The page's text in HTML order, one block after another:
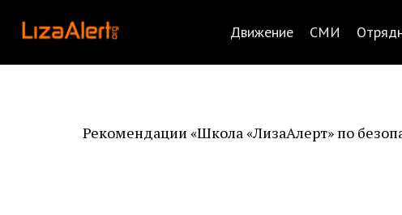
Движение СМИ
Рекомендации «Школа «ЛизаАлерт» по